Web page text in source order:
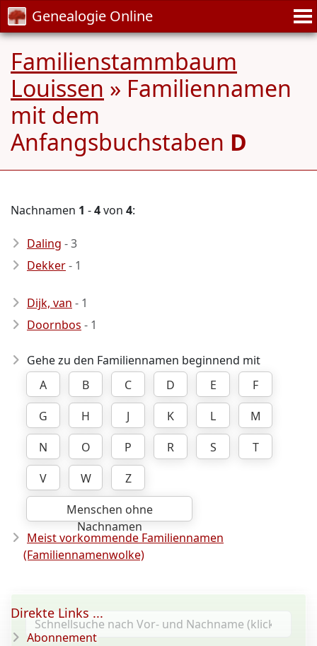
Genealogie Online
Familienstammbaum
Louissen » Familiennamen
mit dem
Anfangsbuchstaben D
Nachnamen 1 -4von 4:
Daling - 3
Dekker- 1
Dijk, van - 1
Doornbos - 1
Gehe zu den Familiennamen beginnend mit
A
B C D E
F
G
H J K L
M
N
O P R S
T
V
W
Z
Menschen ohne
Nachnamen
Meist vorkommende Familiennamen
(Familiennamenwolke)
Direkte Links ...
Abonnement